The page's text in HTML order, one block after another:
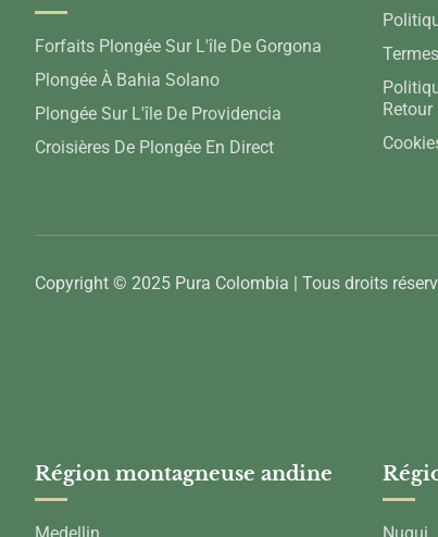
Forfaits Plongée Sur L'île De Gorgona
Plongée À Bahia Solano
Plongée Sur L'île De Providencia
Croisières De Plongée En Direct
Retour
Copyright © 2025 Pura Colombia | Tous droits
Région montagneuse andine